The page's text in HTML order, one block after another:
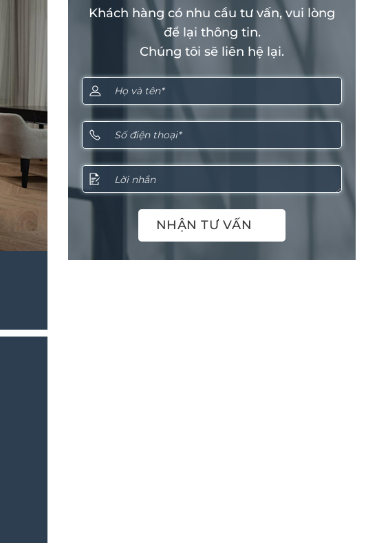
Khách hàng có nhu cầu tư vấn, vui lòng
để lại thông tin.
Chúng tôi sẽ liên hệ lại.
NHẬN TƯ VẤN